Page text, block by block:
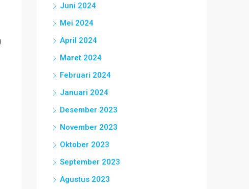
Juni 2024
Mei 2024
April 2024
Maret 2024
Februari 2024
Januari 2024
Desember 2023
November 2023
Oktober 2023
September 2023
Agustus 2023